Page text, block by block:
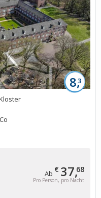
Ab € 37,68
Pro Person, pro Nacht
8,3